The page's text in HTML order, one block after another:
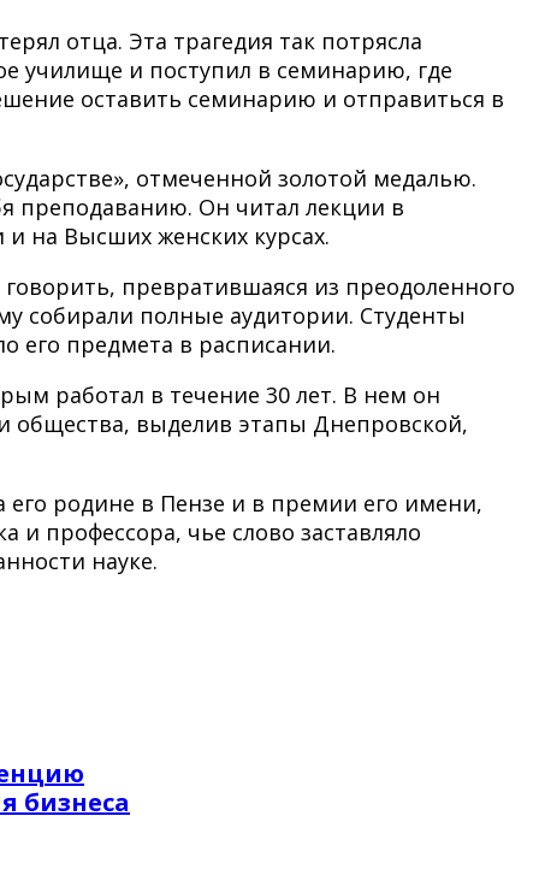
отца. Эта трагедия так потрясла
училище и поступил в семинарию, где
оставить семинарию и отправиться в
отмеченной золотой медалью.
преподаванию. Он читал лекции в
на Высших женских курсах.
превратившаяся из преодоленного
собирали полные аудитории. Студенты
его предмета в расписании.
работал в течение 30 лет. В нем он
общества, выделив этапы Днепровской,
его родине в Пензе и в премии его имени,
профессора, чье слово заставляло
науке.
бизнеса